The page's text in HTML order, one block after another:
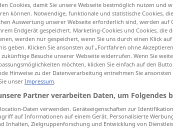
bilek
bilek
Cookies, damit Sie unsere Webseite bestmöglich nutzen und
können. Notwendige, funktionale und statistische Cookies,
Auswertung unserer Webseite erforderlich sind, werden auf
Endgerät gespeichert. Marketing-Cookies und Cookies, die
werden nur gespeichert, wenn Sie uns durch einen Klick
geben. Klicken Sie ansonsten auf „Fortfahren ohne
Besuche unserer Webseite widerrufen. Wenn Sie
möchten, klicken Sie einfach auf den
Hinweise zu der Datenverarbeitung entnehmen Sie
unser Impressum.
Partner verarbeiten Daten, um Folgendes
Daten verwenden. Geräteeigenschaften zur
auf Informationen auf einem Gerät. Personalisierte
Inhalten, Zielgruppenforschung und Entwicklung von